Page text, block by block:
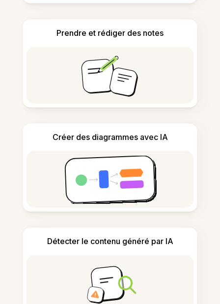
Prendre et rédiger des notes
Créer des diagrammes avec IA
Détecter le contenu généré par IA